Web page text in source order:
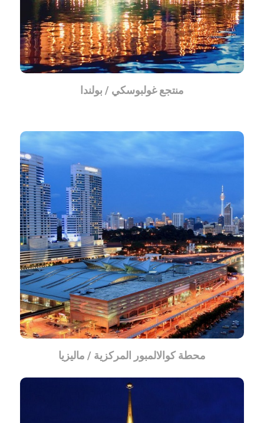
منتجع غولبوسكي / بولندا
محطة كوالالمبور المركزية / ماليزيا